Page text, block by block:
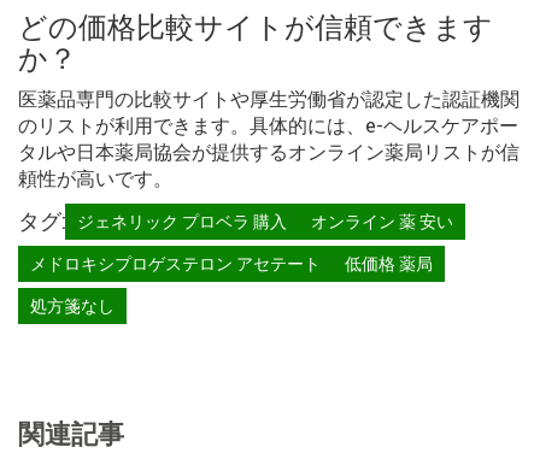
どの価格比較サイトが信頼できます
か？
医薬品専門の比較サイトや厚生労働省が認定した認証機関
のリストが利用できます。具体的には、e-ヘルスケアポー
タルや日本薬局協会が提供するオンライン薬局リストが信
頼性が高いです。
タグ: ジェネリック プロベラ 購入
オンライン 薬 安い
メドロキシプロゲステロン アセテート
低価格 薬局
処方箋なし
関連記事